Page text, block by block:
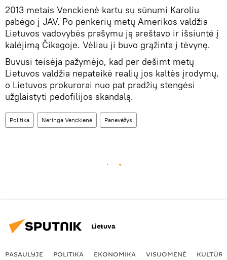
2013 metais Venckienė kartu su sūnumi Karoliu
pabėgo į JAV. Po penkerių metų Amerikos valdžia
Lietuvos vadovybės prašymu ją areštavo ir išsiuntė į
kalėjimą Čikagoje. Vėliau ji buvo grąžinta į tėvynę.
Buvusi teisėja pažymėjo, kad per dešimt metų
Lietuvos valdžia nepateikė realių jos kaltės įrodymų,
o Lietuvos prokurorai nuo pat pradžių stengėsi
užglaistyti pedofilijos skandalą.
Politika Neringa Venckienė Panevėžys
Lietuva
PASAULYJE POLITIKA EKONOMIKA VISUOMENĖ KULTŪRA